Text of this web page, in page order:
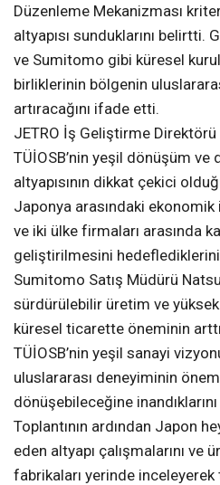
Düzenleme Mekanizması
altyapısı sunduklarını belirtti.
ve Sumitomo gibi küresel
birliklerinin bölgenin
artıracağını ifade etti.
JETRO İş Geliştirme
TÜİOSB’nin yeşil dönüşüm
altyapısının dikkat çekici
Japonya arasındaki
ve iki ülke firmaları arasında
geliştirilmesini
Sumitomo Satış Müdürü
sürdürülebilir üretim ve yüksek
küresel ticarette öneminin
TÜİOSB’nin yeşil sanayi
uluslararası deneyiminin
dönüşebileceğine
Toplantının ardından Japon
eden altyapı çalışmalarını ve
fabrikaları yerinde inceleyerek